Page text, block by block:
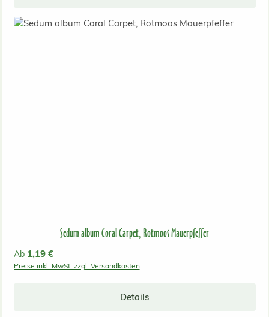
Sedum album Coral Carpet, Rotmoos Mauerpfeffer
Regulärer Preis:
Ab 1,19 €
Preise inkl. MwSt. zzgl. Versandkosten
Details